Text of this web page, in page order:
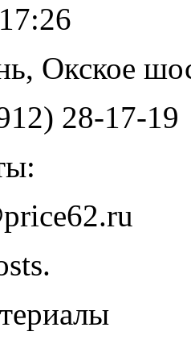
Окское
28-17-19